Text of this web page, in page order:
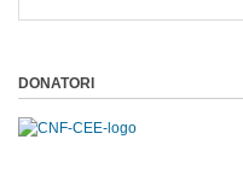
DONATORI